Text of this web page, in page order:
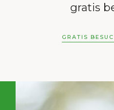
gratis
GRATIS